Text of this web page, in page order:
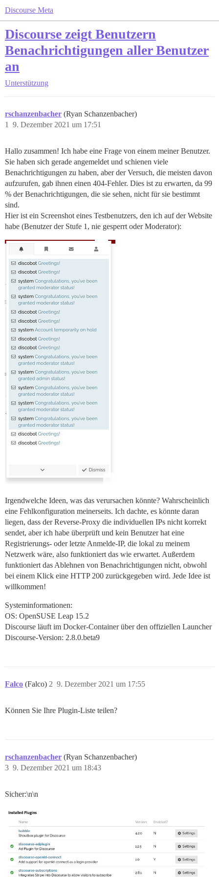
Discourse Meta
Discourse zeigt Benutzern
Benachrichtigungen aller Benutzer
an
Unterstützung
rschanzenbacher (Ryan Schanzenbacher)
9. Dezember 2021 um 17:51
1
Hallo zusammen! Ich habe eine Frage von einem meiner Benutzer.
Sie haben sich gerade angemeldet und schienen viele
Benachrichtigungen zu haben, aber der Versuch, die meisten davon
aufzurufen, gab ihnen einen 404-Fehler. Dies ist zu erwarten, da 99
% der Benachrichtigungen, die sie sehen, nicht für sie bestimmt
sind.
Hier ist ein Screenshot eines Testbenutzers, den ich auf der Website
habe (Benutzer der Stufe 1, nie gesperrt oder Moderator):
Irgendwelche Ideen, was das verursachen könnte? Wahrscheinlich
eine Fehlkonfiguration meinerseits. Ich dachte, es könnte daran
liegen, dass der Reverse-Proxy die individuellen IPs nicht korrekt
sendet, aber ich habe überprüft und kein Benutzer hat eine
Registrierungs- oder letzte Anmelde-IP, die lokal zu meinem
Netzwerk wäre, also funktioniert das wie erwartet. Außerdem
funktioniert das Ablehnen von Benachrichtigungen nicht, obwohl
bei einem Klick eine HTTP 200 zurückgegeben wird. Jede Idee ist
willkommen!
Systeminformationen:
OS: OpenSUSE Leap 15.2
Discourse läuft im Docker-Container über den offiziellen Launcher
Discourse-Version: 2.8.0.beta9
Falco (Falco) 9. Dezember 2021 um 17:55
2
Können Sie Ihre Plugin-Liste teilen?
rschanzenbacher (Ryan Schanzenbacher)
9. Dezember 2021 um 18:43
3
Sicher:\n\n